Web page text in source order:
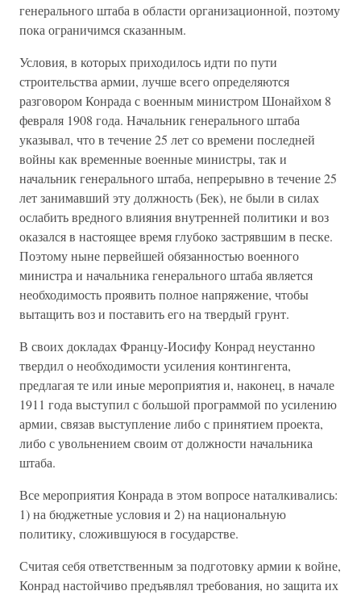
генерального штаба в области организационной, поэтому
пока ограничимся сказанным.
Условия, в которых приходилось идти по пути
строительства армии, лучше всего определяются
разговором Конрада с военным министром Шонайхом 8
февраля 1908 года. Начальник генерального штаба
указывал, что в течение 25 лет со времени последней
войны как временные военные министры, так и
начальник генерального штаба, непрерывно в течение 25
лет занимавший эту должность (Бек), не были в силах
ослабить вредного влияния внутренней политики и воз
оказался в настоящее время глубоко застрявшим в песке.
Поэтому ныне первейшей обязанностью военного
министра и начальника генерального штаба является
необходимость проявить полное напряжение, чтобы
вытащить воз и поставить его на твердый грунт.
В своих докладах Францу-Иосифу Конрад неустанно
твердил о необходимости усиления контингента,
предлагая те или иные мероприятия и, наконец, в начале
1911 года выступил с большой программой по усилению
армии, связав выступление либо с принятием проекта,
либо с увольнением своим от должности начальника
штаба.
Все мероприятия Конрада в этом вопросе наталкивались:
1) на бюджетные условия и 2) на национальную
политику, сложившуюся в государстве.
Считая себя ответственным за подготовку армии к войне,
Конрад настойчиво предъявлял требования, но защита их